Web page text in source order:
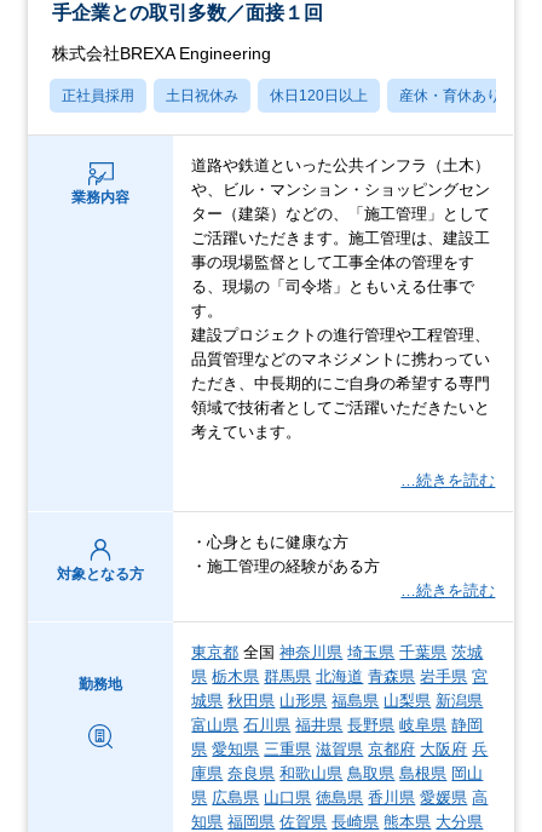
手企業との取引多数／面接１回
株式会社BREXA Engineering
正社員採用 土日祝休み 休日120日以上 産休・育休あり
業務内容
道路や鉄道といった公共インフラ（土木）
や、ビル・マンション・ショッピングセン
ター（建築）などの、「施工管理」として
ご活躍いただきます。施工管理は、建設工
事の現場監督として工事全体の管理をす
る、現場の「司令塔」ともいえる仕事で
す。
建設プロジェクトの進行管理や工程管理、
品質管理などのマネジメントに携わってい
ただき、中長期的にご自身の希望する専門
領域で技術者としてご活躍いただきたいと
考えています。
…続きを読む
対象となる方
・心身ともに健康な方
・施工管理の経験がある方
…続きを読む
勤務地
東京都 全国神奈川県 埼玉県 千葉県 茨城
県 栃木県 群馬県 北海道 青森県 岩手県 宮
城県 秋田県 山形県 福島県 山梨県 新潟県
富山県 石川県 福井県 長野県 岐阜県 静岡
県 愛知県 三重県 滋賀県 京都府 大阪府 兵
庫県 奈良県 和歌山県 鳥取県 島根県 岡山
県 広島県 山口県 徳島県 香川県 愛媛県 高
知県 福岡県 佐賀県 長崎県 熊本県 大分県